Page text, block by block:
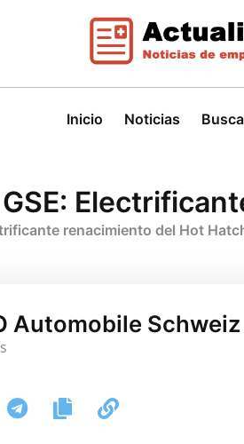
Inicio Noticias
renacimiento del Hot
Automobile Schweiz